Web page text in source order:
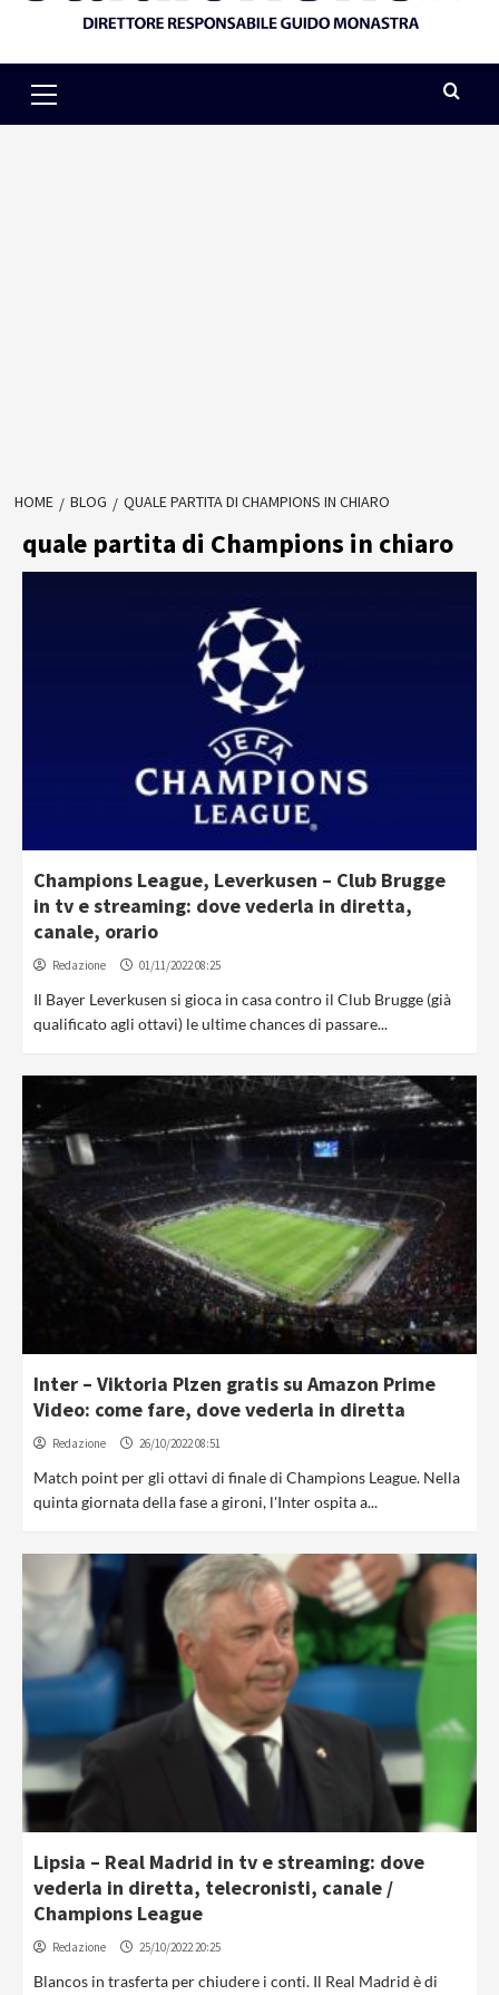
Menu
HOME BLOG QUALE PARTITA DI CHAMPIONS IN CHIARO
quale partita di Champions in chiaro
Champions League, Leverkusen – Club Brugge
in tv e streaming: dove vederla in diretta,
canale, orario
Redazione 01/11/2022 08:25
Il Bayer Leverkusen si gioca in casa contro il Club Brugge (già
qualificato agli ottavi) le ultime chances di passare...
Inter – Viktoria Plzen gratis su Amazon Prime
Video: come fare, dove vederla in diretta
Redazione 26/10/2022 08:51
Match point per gli ottavi di finale di Champions League. Nella
quinta giornata della fase a gironi, l'Inter ospita a...
Lipsia – Real Madrid in tv e streaming: dove
vederla in diretta, telecronisti, canale /
Champions League
Redazione 25/10/2022 20:25
Blancos in trasferta per chiudere i conti. Il Real Madrid è di